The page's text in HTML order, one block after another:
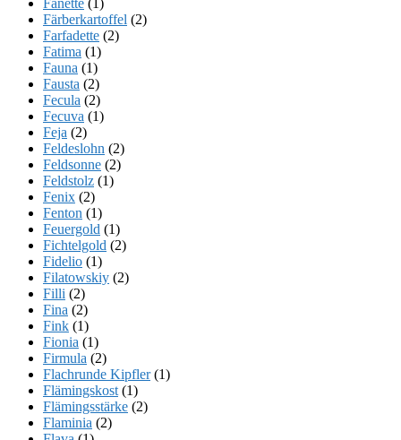
Färberkartoffel (2)
Farfadette (2)
Fatima (1)
Fauna (1)
Fausta (2)
Fecula (2)
Fecuva (1)
Feja (2)
Feldeslohn (2)
Feldsonne (2)
Feldstolz (1)
Fenix (2)
Fenton (1)
Feuergold (1)
Fichtelgold (2)
Fidelio (1)
Filatowskiy (2)
Filli (2)
Fina (2)
Fink (1)
Fionia (1)
Firmula (2)
Flachrunde Kipfler(1)
Flämingskost (1)
Flämingsstärke (2)
Flaminia (2)